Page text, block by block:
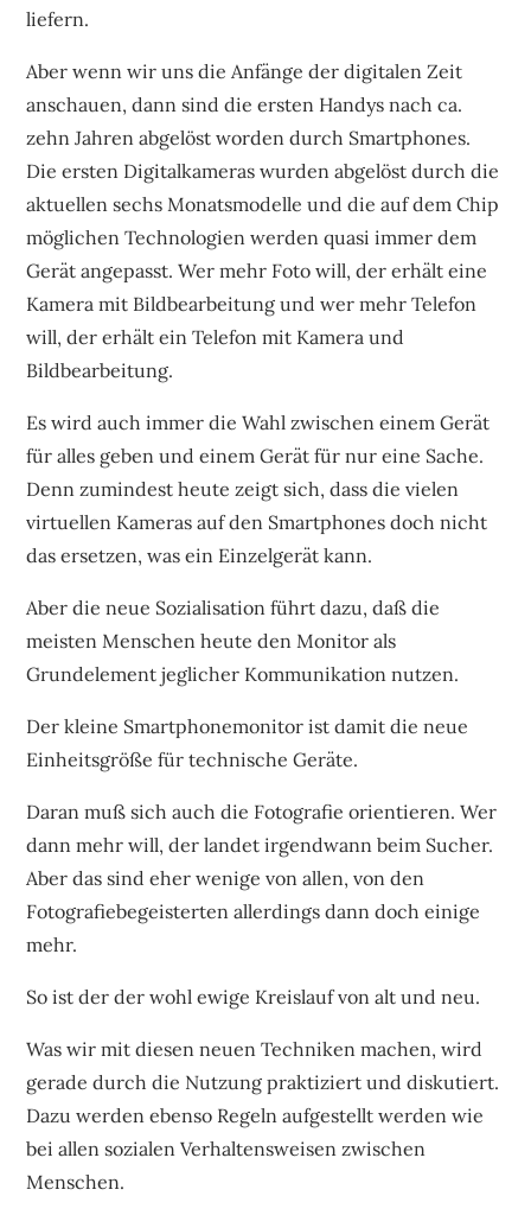
liefern.
Aber wenn wir uns die Anfänge der digitalen Zeit
anschauen, dann sind die ersten Handys nach ca.
zehn Jahren abgelöst worden durch Smartphones.
Die ersten Digitalkameras wurden abgelöst durch die
aktuellen sechs Monatsmodelle und die auf dem Chip
möglichen Technologien werden quasi immer dem
Gerät angepasst. Wer mehr Foto will, der erhält eine
Kamera mit Bildbearbeitung und wer mehr Telefon
will, der erhält ein Telefon mit Kamera und
Bildbearbeitung.
Es wird auch immer die Wahl zwischen einem Gerät
für alles geben und einem Gerät für nur eine Sache.
Denn zumindest heute zeigt sich, dass die vielen
virtuellen Kameras auf den Smartphones doch nicht
das ersetzen, was ein Einzelgerät kann.
Aber die neue Sozialisation führt dazu, daß die
meisten Menschen heute den Monitor als
Grundelement jeglicher Kommunikation nutzen.
Der kleine Smartphonemonitor ist damit die neue
Einheitsgröße für technische Geräte.
Daran muß sich auch die Fotografie orientieren. Wer
dann mehr will, der landet irgendwann beim Sucher.
Aber das sind eher wenige von allen, von den
Fotografiebegeisterten allerdings dann doch einige
mehr.
So ist der der wohl ewige Kreislauf von alt und neu.
Was wir mit diesen neuen Techniken machen, wird
gerade durch die Nutzung praktiziert und diskutiert.
Dazu werden ebenso Regeln aufgestellt werden wie
bei allen sozialen Verhaltensweisen zwischen
Menschen.